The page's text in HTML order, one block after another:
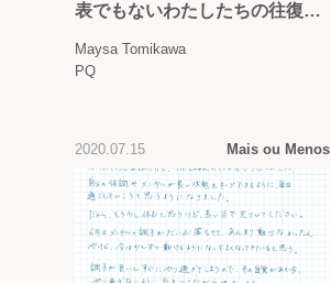
表でもないわたしたちの往復書
Maysa Tomikawa
PQ
2020.07.15 Mais ou Menos